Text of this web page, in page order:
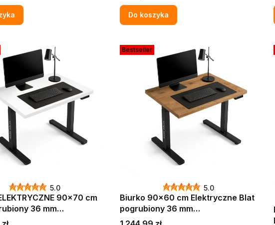
LOFTDo koszyka
5.0
90x70 cm
36 mm
DO FIRMY BIURA
Bestseller
5.0
Biurko 90x60 cm Elektryczne Blat
pogrubiony 36 mm
KOMPUTEROWE DO FIRMY BIURA